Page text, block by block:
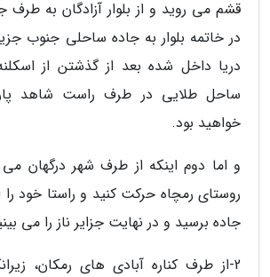
قشم می روید و از بلوار آزادگان به
در خاتمه بلوار به جاده ساحلی جنوب
دریا داخل شده بعد از گذشتن از
ساحل طلایی در طرف راست شاهد
خواهید بود.
روستای رمچاه حرکت کنید و راستا خود را
جاده برسید و در نهایت جزایر ناز را می
2-از طرف کناره آبادی های رمکان،